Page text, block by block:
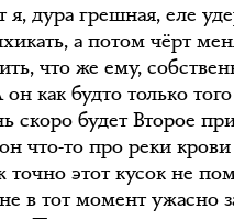
я, дура грешная, еле
а потом чёрт
что же ему,
он как будто только
скоро будет Второе
что-то про реки крови
точно этот кусок не
в тот момент ужасно